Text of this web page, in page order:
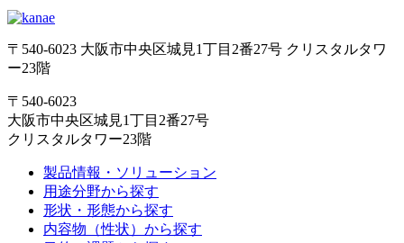
〒540-6023 大阪市中央区城見1丁目2番27号 クリスタルタワ
ー23階
〒540-6023
大阪市中央区城見1丁目2番27号
クリスタルタワー23階
製品情報・ソリューション
用途分野から探す
形状・形態から探す
内容物（性状）から探す